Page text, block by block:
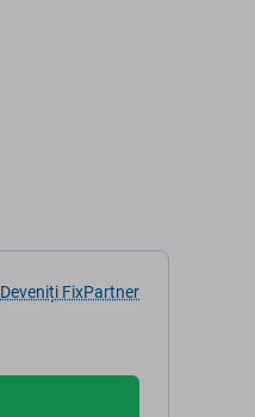
Deveniți FixPartner